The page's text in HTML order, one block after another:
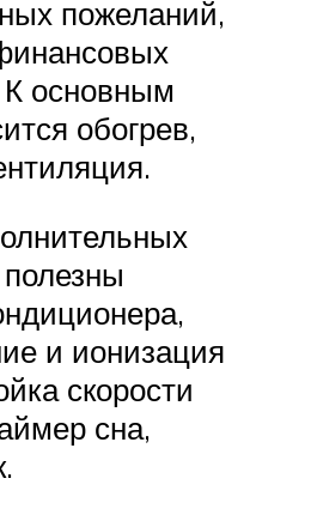
пожеланий,
основным
обогрев,
и ионизация
скорости
сна,